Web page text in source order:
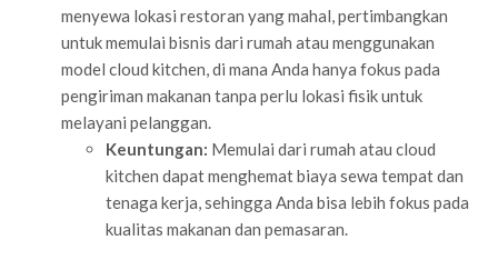
menyewa lokasi restoran yang mahal, pertimbangkan
untuk memulai bisnis dari rumah atau menggunakan
model cloud kitchen, di mana Anda hanya fokus pada
pengiriman makanan tanpa perlu lokasi fisik untuk
melayani pelanggan.
Keuntungan: Memulai dari rumah atau cloud
kitchen dapat menghemat biaya sewa tempat dan
tenaga kerja, sehingga Anda bisa lebih fokus pada
kualitas makanan dan pemasaran.